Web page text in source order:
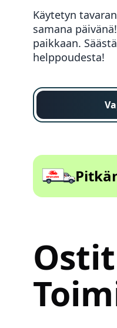
Käytetyn
samana
paikkaan.
helppoudesta!